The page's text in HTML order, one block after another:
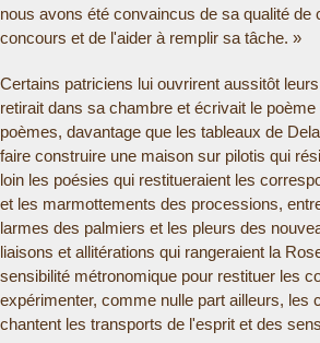
nous avons été convaincus de sa qualité
concours et de l'aider à remplir sa tâche. »
Certains patriciens lui ouvrirent aussitôt
retirait dans sa chambre et écrivait le
poèmes, davantage que les tableaux de
faire construire une maison sur pilotis qui
loin les poésies qui restitueraient les
et les marmottements des processions,
larmes des palmiers et les pleurs des
liaisons et allitérations qui rangeraient la
sensibilité métronomique pour restituer les
expérimenter, comme nulle part ailleurs,
chantent les transports de l'esprit et des